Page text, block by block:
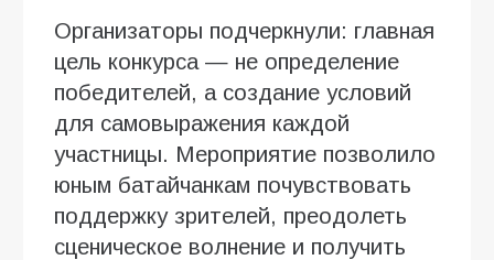
Организаторы подчеркнули: главная
цель конкурса — не определение
победителей, а создание условий
для самовыражения каждой
участницы. Мероприятие позволило
юным батайчанкам почувствовать
поддержку зрителей, преодолеть
сценическое волнение и получить